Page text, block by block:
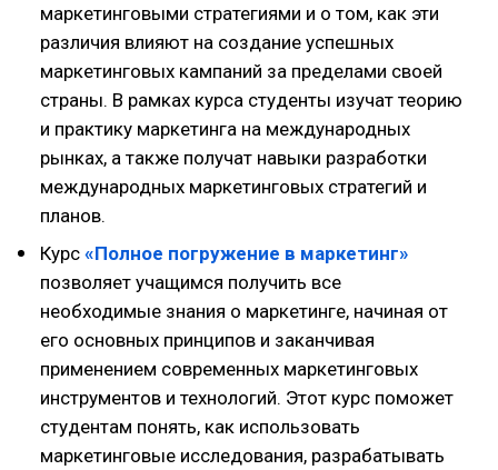
маркетинговыми стратегиями и о том, как эти
различия влияют на создание успешных
маркетинговых кампаний за пределами своей
страны. В рамках курса студенты изучат теорию
и практику маркетинга на международных
рынках, а также получат навыки разработки
международных маркетинговых стратегий и
планов.
Курс «Полное погружение в маркетинг»
позволяет учащимся получить все
необходимые знания о маркетинге, начиная от
его основных принципов и заканчивая
применением современных маркетинговых
инструментов и технологий. Этот курс поможет
студентам понять, как использовать
маркетинговые исследования, разрабатывать